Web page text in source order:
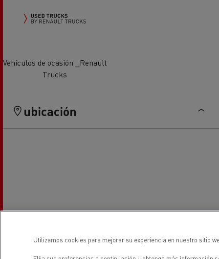
Vehiculos de ocasión _Renault
Trucks
ubicación
Utilizamos cookies para mejorar su experiencia en nuestro sitio